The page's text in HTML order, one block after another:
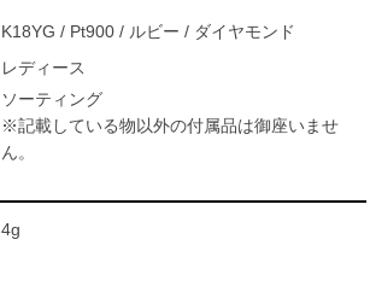
K18YG / Pt900 / ルビー / ダイヤモンド
レディース
ソーティング
※記載している物以外の付属品は御座いませ
ん。
4g